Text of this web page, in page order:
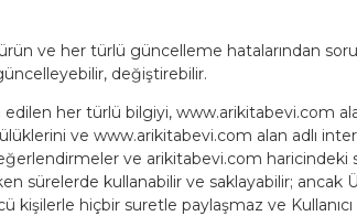
ve her türlü güncelleme hatalarından
değiştirebilir.
her türlü bilgiyi, www.arikitabevi.com
ve www.arikitabevi.com alan adlı
ve arikitabevi.com haricindeki
sürelerde kullanabilir ve saklayabilir;
kişilerle hiçbir suretle paylaşmaz ve